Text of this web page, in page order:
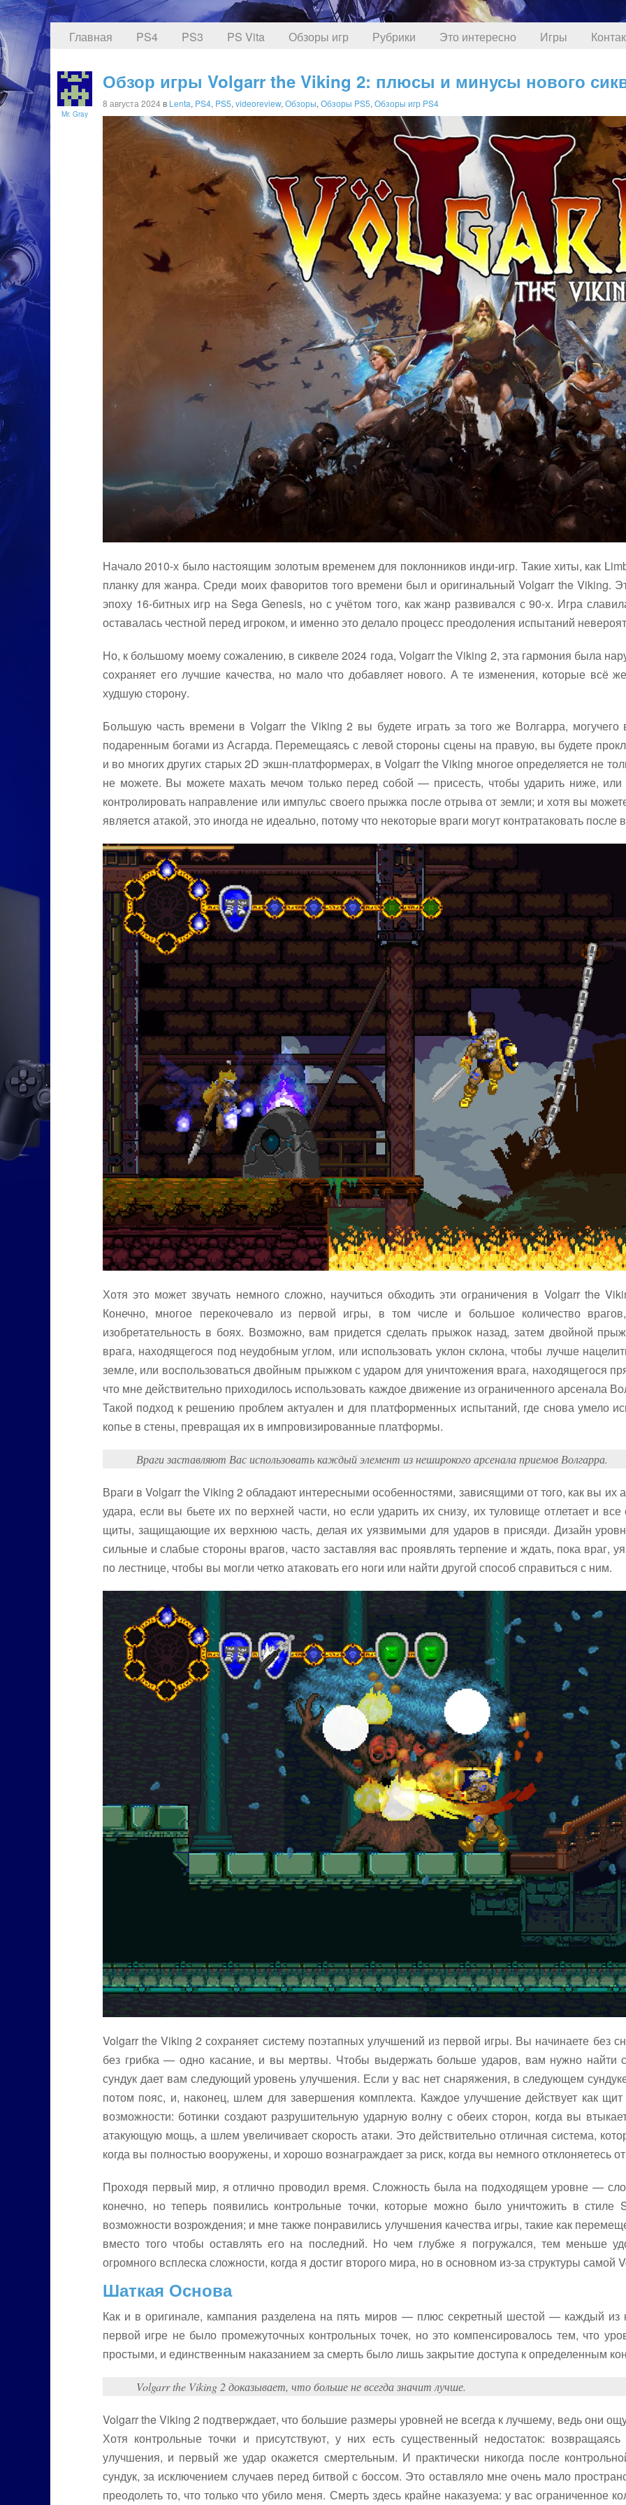
Главная PS4 PS3 PS Vita Обзоры игр Рубрики Это интересно Игры
Mr. Gray
Обзор игры Volgarr the Viking 2: плюсы и минусы нового
8 августа 2024в Lenta, PS4, PS5, videoreview, Обзоры, Обзоры PS5, Обзоры игр PS4
Начало 2010-х было настоящим золотым временем для поклонников инди-игр. Такие хиты, как
планку для жанра. Среди моих фаворитов того времени был и оригинальный Volgarr the Viking.
эпоху 16-битных игр на Sega Genesis, но с учётом того, как жанр развивался с 90-х. Игра
оставалась честной перед игроком, и именно это делало процесс преодоления испытаний
Но, к большому моему сожалению, в сиквеле 2024 года, Volgarr the Viking 2, эта гармония была
сохраняет его лучшие качества, но мало что добавляет нового. А те изменения, которые всё
худшую сторону.
Большую часть времени в Volgarr the Viking 2 вы будете играть за того же Волгарра,
подаренным богами из Асгарда. Перемещаясь с левой стороны сцены на правую, вы будете
и во многих других старых 2D экшн-платформерах, в Volgarr the Viking многое определяется не
не можете. Вы можете махать мечом только перед собой — присесть, чтобы ударить ниже,
контролировать направление или импульс своего прыжка после отрыва от земли; и хотя вы
является атакой, это иногда не идеально, потому что некоторые враги могут контратаковать после
Хотя это может звучать немного сложно, научиться обходить эти ограничения в Volgarr the
Конечно, многое перекочевало из первой игры, в том числе и большое количество
изобретательность в боях. Возможно, вам придется сделать прыжок назад, затем двойной
врага, находящегося под неудобным углом, или использовать уклон склона, чтобы лучше
земле, или воспользоваться двойным прыжком с ударом для уничтожения врага, находящегося
что мне действительно приходилось использовать каждое движение из ограниченного арсенала
Такой подход к решению проблем актуален и для платформенных испытаний, где снова умело
копье в стены, превращая их в импровизированные платформы.
Враги заставляют Вас использовать каждый элемент из неширокого арсенала приемов Волгарра.
Враги в Volgarr the Viking 2 обладают интересными особенностями, зависящими от того, как вы их
удара, если вы бьете их по верхней части, но если ударить их снизу, их туловище отлетает и
щиты, защищающие их верхнюю часть, делая их уязвимыми для ударов в присяди. Дизайн
сильные и слабые стороны врагов, часто заставляя вас проявлять терпение и ждать, пока враг,
по лестнице, чтобы вы могли четко атаковать его ноги или найти другой способ справиться с ним.
Volgarr the Viking 2 сохраняет систему поэтапных улучшений из первой игры. Вы начинаете без
без грибка — одно касание, и вы мертвы. Чтобы выдержать больше ударов, вам нужно найти
сундук дает вам следующий уровень улучшения. Если у вас нет снаряжения, в следующем
потом пояс, и, наконец, шлем для завершения комплекта. Каждое улучшение действует как
возможности: ботинки создают разрушительную ударную волну с обеих сторон, когда вы
атакующую мощь, а шлем увеличивает скорость атаки. Это действительно отличная система,
когда вы полностью вооружены, и хорошо вознаграждает за риск, когда вы немного отклоняетесь
Проходя первый мир, я отлично проводил время. Сложность была на подходящем уровне —
конечно, но теперь появились контрольные точки, которые можно было уничтожить в
возможности возрождения; и мне также понравились улучшения качества игры, такие как
вместо того чтобы оставлять его на последний. Но чем глубже я погружался, тем меньше
огромного всплеска сложности, когда я достиг второго мира, но в основном из-за структуры самой
Шаткая Основа
Как и в оригинале, кампания разделена на пять миров — плюс секретный шестой — каждый из
первой игре не было промежуточных контрольных точек, но это компенсировалось тем, что
простыми, и единственным наказанием за смерть было лишь закрытие доступа к определенным
Volgarr the Viking 2 доказывает, что больше не всегда значит лучше.
Volgarr the Viking 2 подтверждает, что большие размеры уровней не всегда к лучшему, ведь они
Хотя контрольные точки и присутствуют, у них есть существенный недостаток:
улучшения, и первый же удар окажется смертельным. И практически никогда после
сундук, за исключением случаев перед битвой с боссом. Это оставляло мне очень мало
преодолеть то, что только что убило меня. Смерть здесь крайне наказуема: у вас ограниченное